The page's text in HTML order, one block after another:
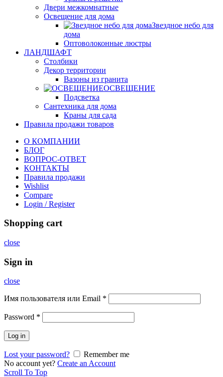
Двери межкомнатные
Освещение для дома
Звездное небо для
дома
Оптоволоконные люстры
ЛАНДШАФТ
Столбики
Декор территории
Вазоны из гранита
ОСВЕЩЕНИЕ
Подсветка
Сантехника для дома
Краны для сада
Правила продажи товаров
О КОМПАНИИ
БЛОГ
ВОПРОС-ОТВЕТ
КОНТАКТЫ
Правила продажи
Wishlist
Compare
Login / Register
Shopping cart
close
Sign in
close
Имя пользователя или Email *
Password *
Log in
Lost your password?
Remember me
No account yet? Create an Account
Scroll To Top